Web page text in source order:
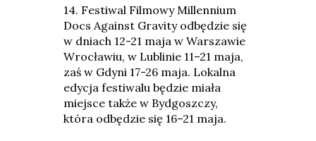
14. Festiwal Filmowy Millennium
Docs Against Gravity odbędzie się
w dniach 12-21 maja w Warszawie
Wrocławiu, w Lublinie 11–21 maja,
zaś w Gdyni 17-26 maja. Lokalna
edycja festiwalu będzie miała
miejsce także w Bydgoszczy,
która odbędzie się 16–21 maja.